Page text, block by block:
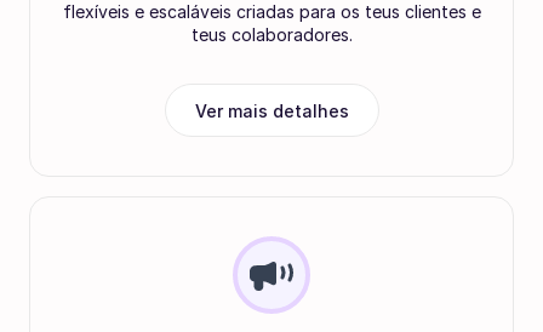
flexíveis e escaláveis criadas para os teus clientes e
teus colaboradores.
Ver mais detalhes